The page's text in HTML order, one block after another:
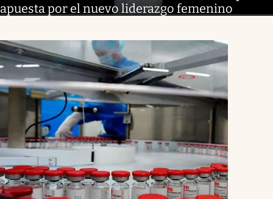
apuesta por el nuevo liderazgo femenino